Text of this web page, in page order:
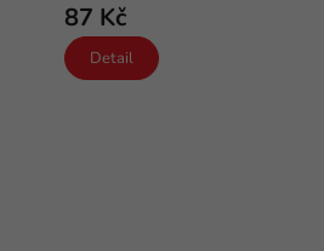
87 Kč
Detail